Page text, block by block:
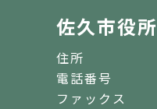
佐久市役所
住所
電話番号
ファックス